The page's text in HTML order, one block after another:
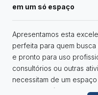
em um só espaço
Apresentamos esta
perfeita para quem
e pronto para uso
consultórios ou outras
necessitam de um
Características da sala: